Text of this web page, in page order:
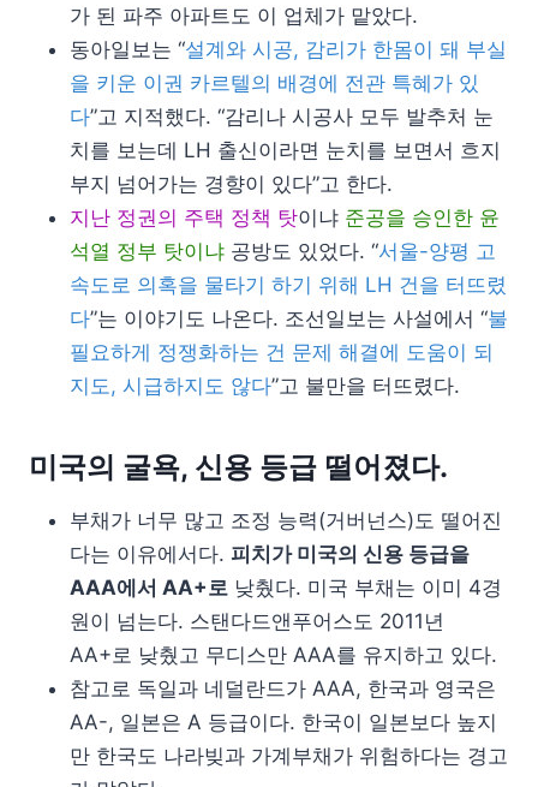
가 된 파주 아파트도 이 업체가 맡았다.
동아일보는 “설계와 시공, 감리가 한몸이 돼 부실
을 키운 이권 카르텔의 배경에 전관 특혜가 있
다”고 지적했다. “감리나 시공사 모두 발추처 눈
치를 보는데 LH 출신이라면 눈치를 보면서 흐지
부지 넘어가는 경향이 있다”고 한다.
지난 정권의 주택 정책 탓이냐 준공을 승인한 윤
석열 정부 탓이냐 공방도 있었다. “서울-양평 고
속도로 의혹을 물타기 하기 위해 LH 건을 터뜨렸
다”는 이야기도 나온다. 조선일보는 사설에서 “불
필요하게 정쟁화하는 건 문제 해결에 도움이 되
지도, 시급하지도 않다”고 불만을 터뜨렸다.
미국의 굴욕, 신용 등급 떨어졌다.
부채가 너무 많고 조정 능력(거버넌스)도 떨어진
다는 이유에서다. 피치가 미국의 신용 등급을
AAA에서 AA+로 낮췄다. 미국 부채는 이미 4경
원이 넘는다. 스탠다드앤푸어스도 2011년
AA+로 낮췄고 무디스만 AAA를 유지하고 있다.
참고로 독일과 네덜란드가 AAA, 한국과 영국은
AA-, 일본은 A 등급이다. 한국이 일본보다 높지
만 한국도 나라빚과 가계부채가 위험하다는 경고